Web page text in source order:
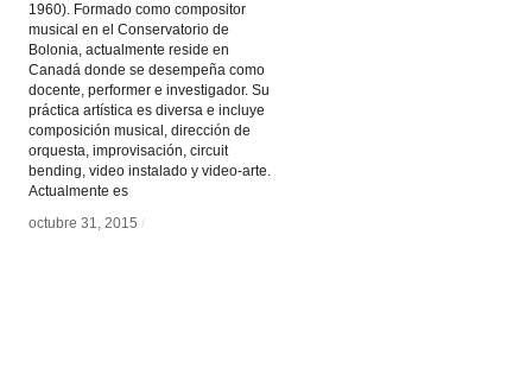
1960). Formado como compositor
musical en el Conservatorio de
Bolonia, actualmente reside en
Canadá donde se desempeña como
docente, performer e investigador. Su
práctica artística es diversa e incluye
composición musical, dirección de
orquesta, improvisación, circuit
bending, video instalado y video-arte.
Actualmente es
octubre 31, 2015 /
octubre 31, 2015 /